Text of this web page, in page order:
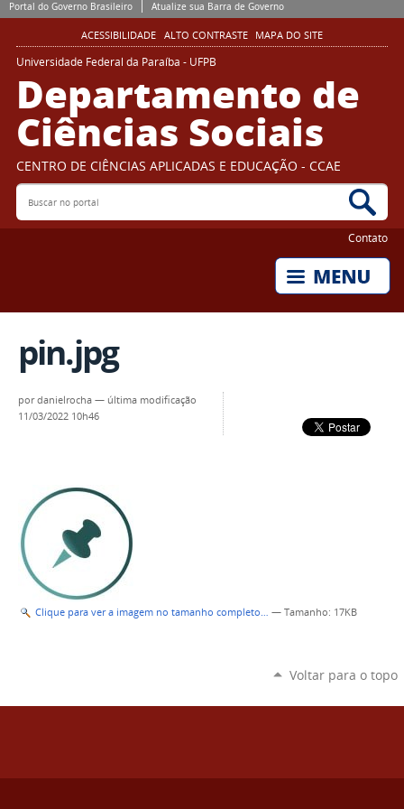
Portal do Governo Brasileiro Atualize sua Barra de Governo
ACESSIBILIDADE ALTO CONTRASTE MAPA DO SITE
Universidade Federal da Paraíba - UFPB
Departamento de
Ciências Sociais
CENTRO DE CIÊNCIAS APLICADAS E EDUCAÇÃO - CCAE
Buscar no portal
Contato
pin.jpg
pordanielrocha — última modificação
11/03/2022 10h46
Clique para ver a imagem no tamanho completo… — Tamanho: 17KB
Voltar para o topo